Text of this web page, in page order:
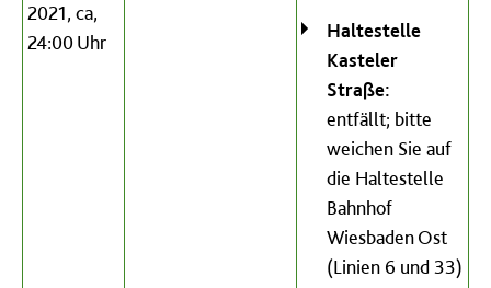
2021, ca,
24:00 Uhr
Haltestelle
Kasteler
Straße:
entfällt; bitte
weichen Sie auf
die Haltestelle
Bahnhof
Wiesbaden Ost
(Linien 6 und 33)